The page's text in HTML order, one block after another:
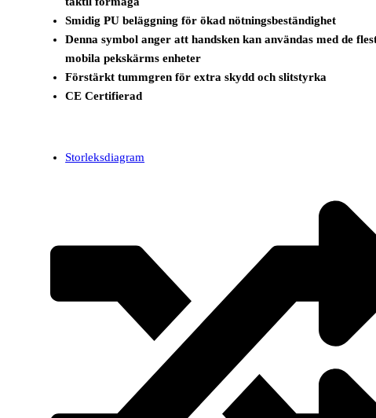
Smidig PU beläggning för ökad nötningsbeständighet
Denna symbol anger att handsken kan användas med de
mobila pekskärms enheter
Förstärkt tummgren för extra skydd och slitstyrka
CE Certifierad
Storleksdiagram